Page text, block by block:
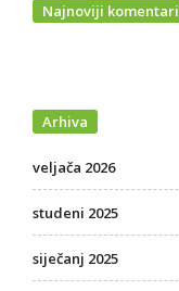
Najnoviji komentari
Arhiva
veljača 2026
studeni 2025
siječanj 2025